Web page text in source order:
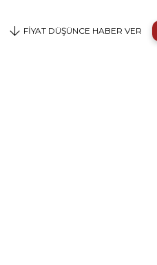
FIYAT DÜŞÜNCE HABER VER